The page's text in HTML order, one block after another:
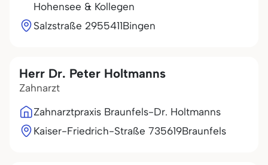
Hohensee & Kollegen
Salzstraße 2955411Bingen
Herr Dr. Peter Holtmanns
Zahnarzt
Zahnarztpraxis Braunfels-Dr. Holtmanns
Kaiser-Friedrich-Straße 735619Braunfels